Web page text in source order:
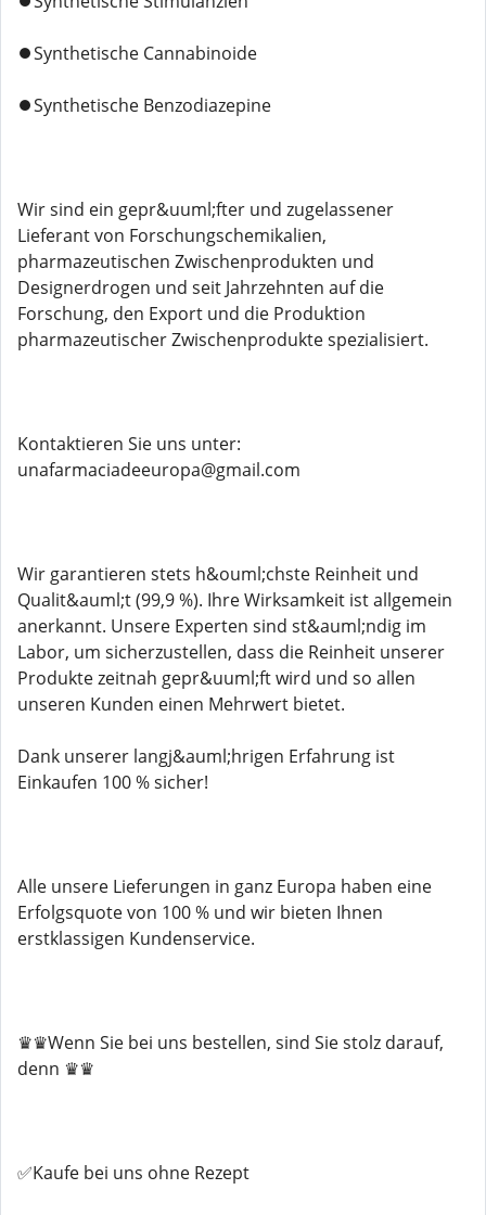
⏺️Synthetische Cannabinoide
⏺️Synthetische Benzodiazepine
Wir sind ein gepr&uuml;fter und zugelassener
Lieferant von Forschungschemikalien,
pharmazeutischen Zwischenprodukten und
Designerdrogen und seit Jahrzehnten auf die
Forschung, den Export und die Produktion
pharmazeutischer Zwischenprodukte spezialisiert.
Kontaktieren Sie uns unter:
unafarmaciadeeuropa@gmail.com
Wir garantieren stets h&ouml;chste Reinheit und
Qualit&auml;t (99,9 %). Ihre Wirksamkeit ist allgemein
anerkannt. Unsere Experten sind st&auml;ndig im
Labor, um sicherzustellen, dass die Reinheit unserer
Produkte zeitnah gepr&uuml;ft wird und so allen
unseren Kunden einen Mehrwert bietet.
Dank unserer langj&auml;hrigen Erfahrung ist
Einkaufen 100 % sicher!
Alle unsere Lieferungen in ganz Europa haben eine
Erfolgsquote von 100 % und wir bieten Ihnen
erstklassigen Kundenservice.
♛♛Wenn Sie bei uns bestellen, sind Sie stolz darauf,
denn ♛♛
✅Kaufe bei uns ohne Rezept